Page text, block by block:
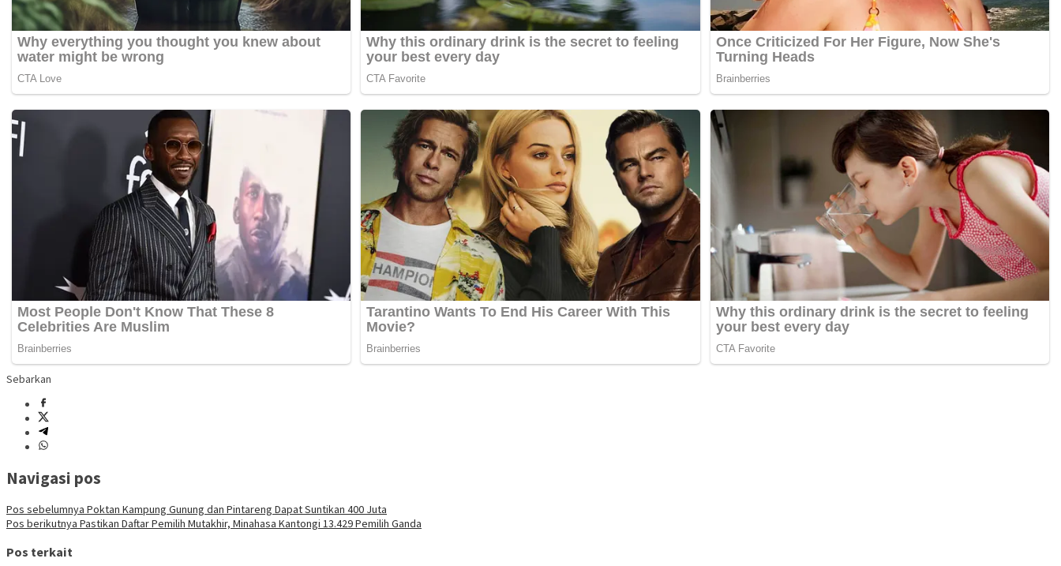
Sebarkan
Navigasi pos
Pos sebelumnya Poktan Kampung Gunung dan Pintareng Dapat Suntikan 400 Juta
Pos berikutnya Pastikan Daftar Pemilih Mutakhir, Minahasa Kantongi 13.429 Pemilih Ganda
Pos terkait